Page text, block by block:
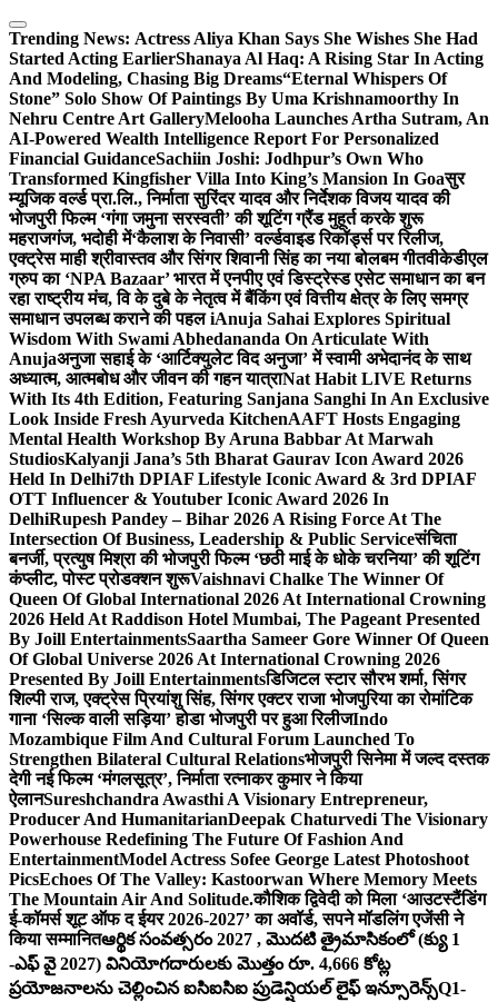
Skip
to
content
Trending News: Actress Aliya Khan Says She Wishes She Had
Started Acting EarlierShanaya Al Haq: A Rising Star In Acting
And Modeling, Chasing Big Dreams“Eternal Whispers Of
Stone” Solo Show Of Paintings By Uma Krishnamoorthy In
Nehru Centre Art GalleryMelooha Launches Artha Sutram, An
AI-Powered Wealth Intelligence Report For Personalized
Financial GuidanceSachiin Joshi: Jodhpur’s Own Who
Transformed Kingfisher Villa Into King’s Mansion In Goaसुर
म्यूजिक वर्ल्ड प्रा.लि., निर्माता सुरिंदर यादव और निर्देशक विजय यादव की
भोजपुरी फिल्म ‘गंगा जमुना सरस्वती’ की शूटिंग ग्रैंड मुहूर्त करके शुरू
महराजगंज, भदोही में‘कैलाश के निवासी’ वर्ल्डवाइड रिकॉर्ड्स पर रिलीज,
एक्ट्रेस माही श्रीवास्तव और सिंगर शिवानी सिंह का नया बोलबम गीतवीकेडीएल
ग्रुप का ‘NPA Bazaar’ भारत में एनपीए एवं डिस्ट्रेस्ड एसेट समाधान का बन
रहा राष्ट्रीय मंच, वि के दुबे के नेतृत्व में बैंकिंग एवं वित्तीय क्षेत्र के लिए समग्र
समाधान उपलब्ध कराने की पहल iAnuja Sahai Explores Spiritual
Wisdom With Swami Abhedananda On Articulate With
Anujaअनुजा सहाई के ‘आर्टिक्युलेट विद अनुजा’ में स्वामी अभेदानंद के साथ
अध्यात्म, आत्मबोध और जीवन की गहन यात्राNat Habit LIVE Returns
With Its 4th Edition, Featuring Sanjana Sanghi In An Exclusive
Look Inside Fresh Ayurveda KitchenAAFT Hosts Engaging
Mental Health Workshop By Aruna Babbar At Marwah
StudiosKalyanji Jana’s 5th Bharat Gaurav Icon Award 2026
Held In Delhi7th DPIAF Lifestyle Iconic Award & 3rd DPIAF
OTT Influencer & Youtuber Iconic Award 2026 In
DelhiRupesh Pandey – Bihar 2026 A Rising Force At The
Intersection Of Business, Leadership & Public Serviceसंचिता
बनर्जी, प्रत्युष मिश्रा की भोजपुरी फिल्म ‘छठी माई के धोके चरनिया’ की शूटिंग
कंप्लीट, पोस्ट प्रोडक्शन शुरूVaishnavi Chalke The Winner Of
Queen Of Global International 2026 At International Crowning
2026 Held At Raddison Hotel Mumbai, The Pageant Presented
By Joill EntertainmentsSaartha Sameer Gore Winner Of Queen
Of Global Universe 2026 At International Crowning 2026
Presented By Joill Entertainmentsडिजिटल स्टार सौरभ शर्मा, सिंगर
शिल्पी राज, एक्ट्रेस प्रियांशु सिंह, सिंगर एक्टर राजा भोजपुरिया का रोमांटिक
गाना ‘सिल्क वाली सड़िया’ होडा भोजपुरी पर हुआ रिलीजIndo
Mozambique Film And Cultural Forum Launched To
Strengthen Bilateral Cultural Relationsभोजपुरी सिनेमा में जल्द दस्तक
देगी नई फिल्म ‘मंगलसूत्र’, निर्माता रत्नाकर कुमार ने किया
ऐलानSureshchandra Awasthi A Visionary Entrepreneur,
Producer And HumanitarianDeepak Chaturvedi The Visionary
Powerhouse Redefining The Future Of Fashion And
EntertainmentModel Actress Sofee George Latest Photoshoot
PicsEchoes Of The Valley: Kastoorwan Where Memory Meets
The Mountain Air And Solitude.कौशिक द्विवेदी को मिला ‘आउटस्टैंडिंग
ई-कॉमर्स शूट ऑफ द ईयर 2026-2027’ का अवॉर्ड, सपने मॉडलिंग एजेंसी ने
किया सम्मानितఆర్థిక సంవత్సరం 2027 , మొదటి త్రైమాసికంలో (క్యు 1
-ఎఫ్ వై 2027) వినియోగదారులకు మొత్తం రూ. 4,666 కోట్ల
ప్రయోజనాలను చెల్లించిన ఐసిఐసిఐ ప్రుడెన్షియల్ లైఫ్ ఇన్సూరెన్స్Q1-